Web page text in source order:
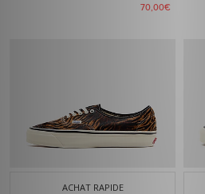
70,00€
ACHAT RAPIDE